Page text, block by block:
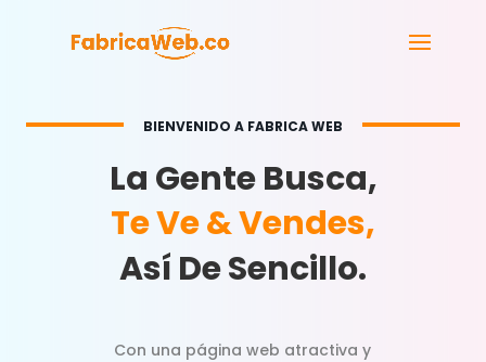
BIENVENIDO A FABRICA WEB
La Gente Busca,
Te Ve & Vendes,
Así De Sencillo.
Con una página web atractiva y